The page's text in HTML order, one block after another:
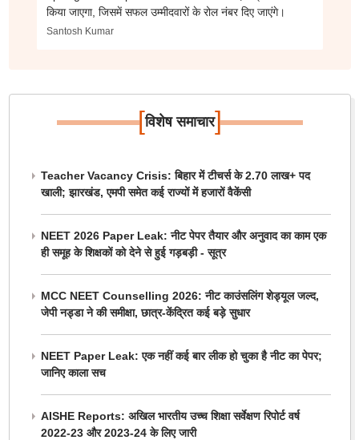
किया जाएगा, जिसमें सफल उम्मीदवारों के रोल नंबर दिए जाएंगे।
Santosh Kumar
[विशेष समाचार]
Teacher Vacancy Crisis: बिहार में टीचर्स के 2.70 लाख+ पद
खाली; झारखंड, एमपी समेत कई राज्यों में हजारों वैकेंसी
NEET 2026 Paper Leak: नीट पेपर तैयार और अनुवाद का काम एक
ही समूह के शिक्षकों को देने से हुई गड़बड़ी - सूत्र
MCC NEET Counselling 2026: नीट काउंसलिंग शेड्यूल जल्द,
जेपी नड्डा ने की समीक्षा, छात्र-केंद्रित कई बड़े सुधार
NEET Paper Leak: एक नहीं कई बार लीक हो चुका है नीट का पेपर;
जानिए काला सच
AISHE Reports: अखिल भारतीय उच्च शिक्षा सर्वेक्षण रिपोर्ट वर्ष
2022-23 और 2023-24 के लिए जारी